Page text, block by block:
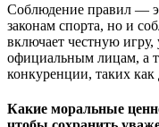
Соблюдение правил —
законам спорта, но и
включает честную
официальным лицам, а
конкуренции, таких как
Какие моральные